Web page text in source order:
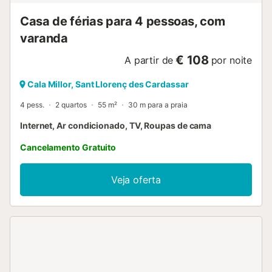
Casa de férias para 4 pessoas, com
varanda
A partir de € 108 por noite
Cala Millor, Sant Llorenç des Cardassar
4 pess. 2 quartos 55 m² 30 m para a praia
Internet, Ar condicionado, TV, Roupas de cama
Cancelamento Gratuito
Veja oferta